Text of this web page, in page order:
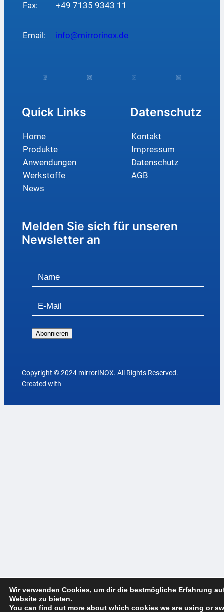
Fax: +49 7135 9343 11
Email: info@mirrorinox.de
Quick Links
Home
Produkte
Anwendungen
Werkstoffe
News
Datenschutz
Kontakt
Impressum
Datenschutz
AGB
Melden Sie sich für unseren
Newsletter an
Abonnieren
Copyright © 2024 mirrorINOX. All Rights Reserved.
Created with
Wir verwenden Cookies, um dir die bestmögliche Erfahrung
Website zu bieten.
You can find out more about which cookies we are using or